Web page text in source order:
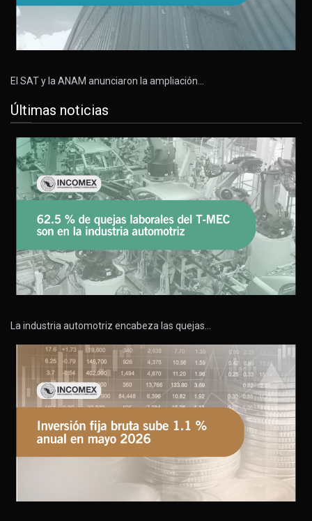
El SAT y la ANAM anunciaron la ampliación…
Últimas noticias
La industria automotriz encabeza las quejas…